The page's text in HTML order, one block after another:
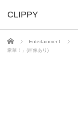
ホーム Entertainment
豪華！」(画像あり)